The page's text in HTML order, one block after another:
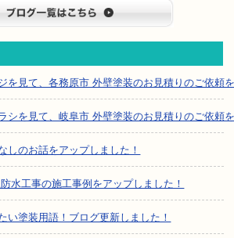
を見て、各務原市 外壁塗装のお見積りのご依頼
シを見て、岐阜市 外壁塗装のお見積りのご依頼
しのお話をアップしました！
水工事の施工事例をアップしました！
い塗装用語！ブログ更新しました！